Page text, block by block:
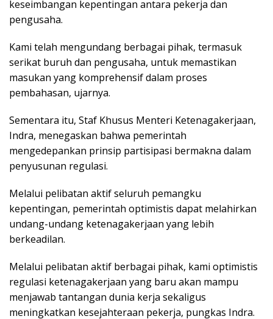
keseimbangan kepentingan antara pekerja dan
pengusaha.
Kami telah mengundang berbagai pihak, termasuk
serikat buruh dan pengusaha, untuk memastikan
masukan yang komprehensif dalam proses
pembahasan, ujarnya.
Sementara itu, Staf Khusus Menteri Ketenagakerjaan,
Indra, menegaskan bahwa pemerintah
mengedepankan prinsip partisipasi bermakna dalam
penyusunan regulasi.
Melalui pelibatan aktif seluruh pemangku
kepentingan, pemerintah optimistis dapat melahirkan
undang-undang ketenagakerjaan yang lebih
berkeadilan.
Melalui pelibatan aktif berbagai pihak, kami optimistis
regulasi ketenagakerjaan yang baru akan mampu
menjawab tantangan dunia kerja sekaligus
meningkatkan kesejahteraan pekerja, pungkas Indra.